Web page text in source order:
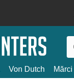
Von Dutch Mărci